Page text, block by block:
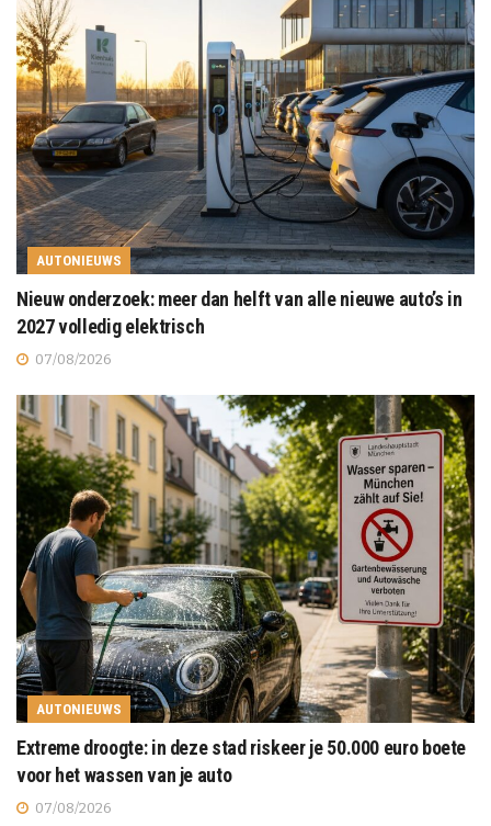
AUTONIEUWS
Nieuw onderzoek: meer dan helft van alle nieuwe auto’s in
2027 volledig elektrisch
07/08/2026
AUTONIEUWS
Extreme droogte: in deze stad riskeer je 50.000 euro boete
voor het wassen van je auto
07/08/2026